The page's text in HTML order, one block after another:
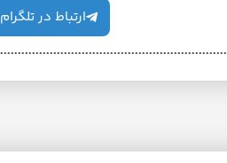
ارتباط در تلگرام